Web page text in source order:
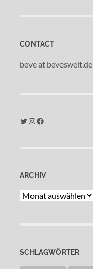
CONTACT
beve at beveswelt.de
Twitter Instagram Facebook
ARCHIV
Archiv
SCHLAGWÖRTER